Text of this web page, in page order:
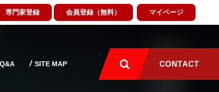
専門家登録 会員登録（無料） マイページ
SITE MAP CONTACT